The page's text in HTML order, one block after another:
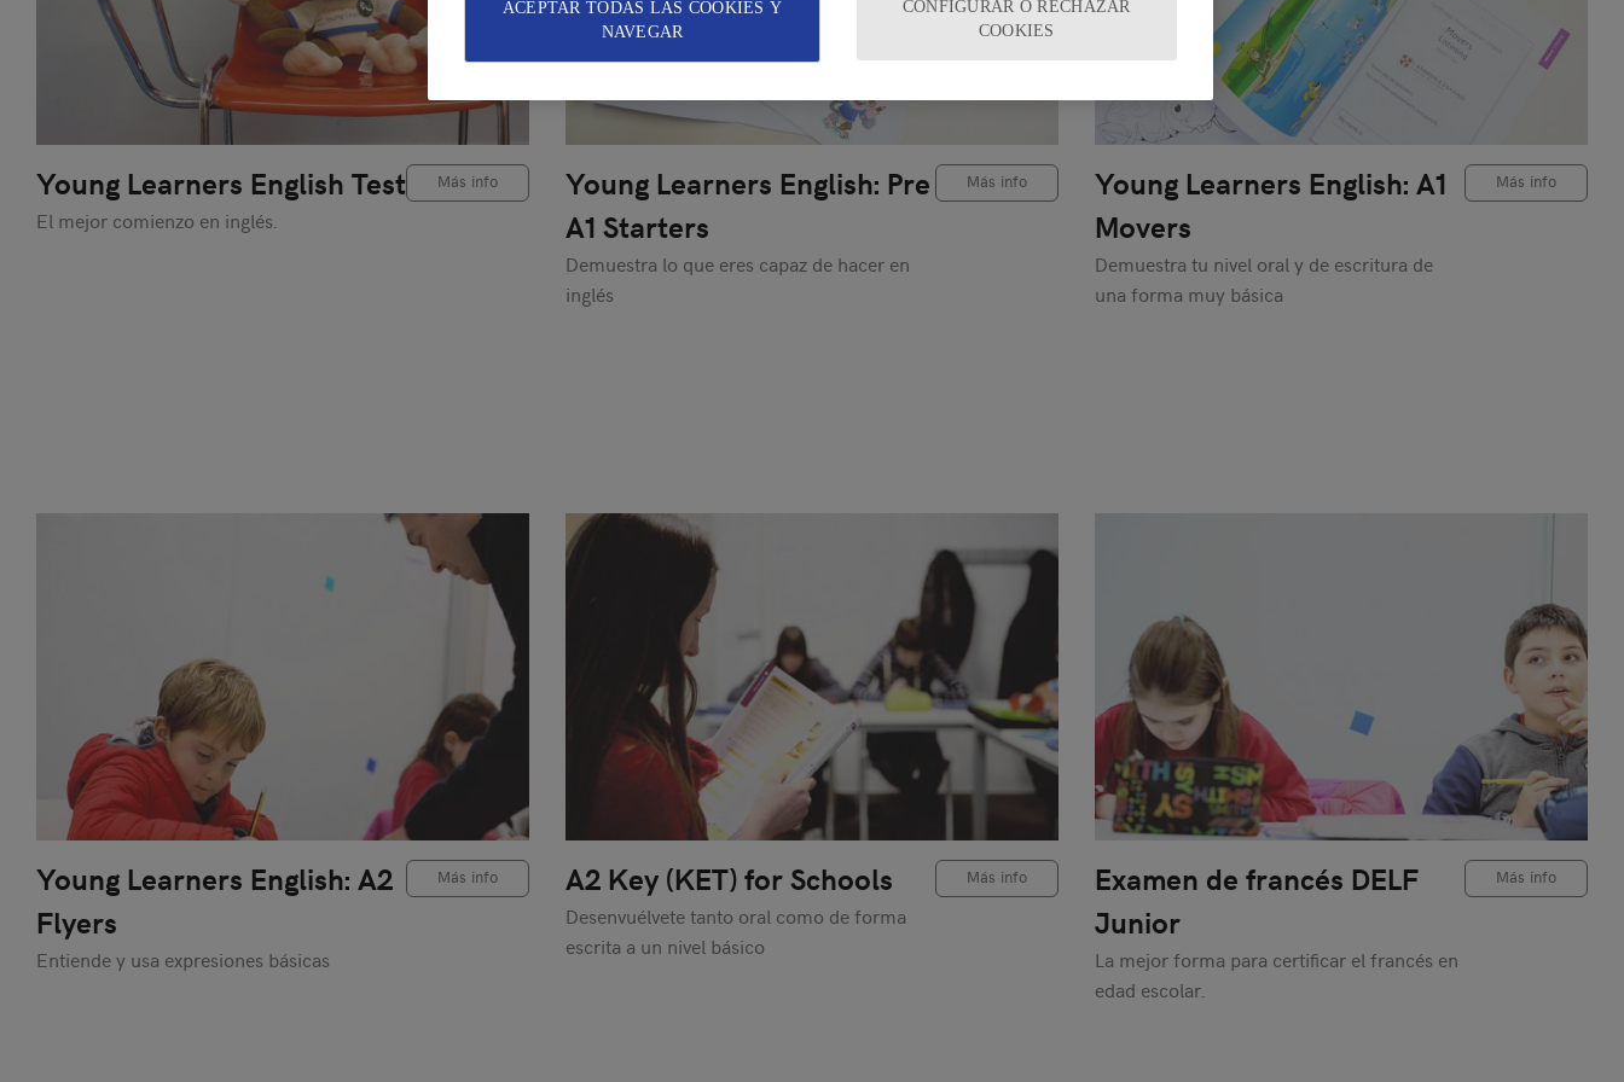
Young Learners English Test
El mejor comienzo en inglés.
Más info
Young Learners English: Pre
A1 Starters
Demuestra lo que eres capaz de hacer en
inglés
Más info
Young Learners English: A1
Movers
Demuestra tu nivel oral y de escritura de
una forma muy básica
Más info
Young Learners English: A2
Flyers
Entiende y usa expresiones básicas
Más info A2 Key (KET) for Schools
Desenvuélvete tanto oral como de forma
escrita a un nivel básico
Más info
Examen de francés DELF
Junior
La mejor forma para certificar el francés en
edad escolar.
Más info
CONFIGURAR O RECHAZAR
COOKIES
ACEPTAR TODAS LAS COOKIES Y
NAVEGAR